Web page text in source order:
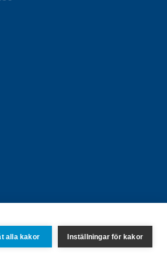
alla kakor Inställningar för kakor